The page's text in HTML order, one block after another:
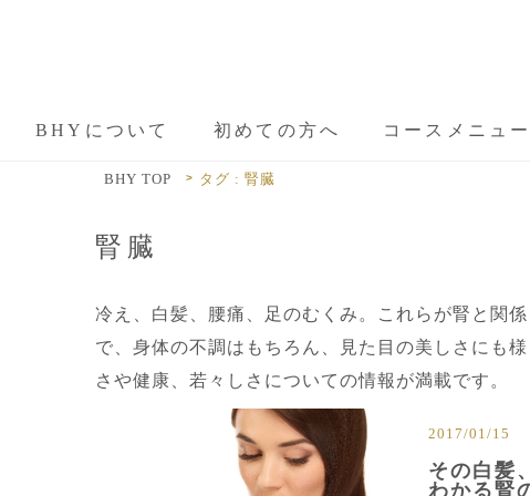
BHYについて 初めての方へ コースメニュ
BHY TOP タグ : 腎臓
腎臓
冷え、白髪、腰痛、足のむくみ。これらが腎と関
で、身体の不調はもちろん、見た目の美しさにも
さや健康、若々しさについての情報が満載です。
2017/01/15
その白髪
わかる腎